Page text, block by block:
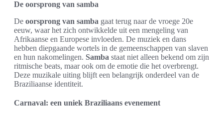
De oorsprong van samba
De oorsprong van samba gaat terug naar de vroege 20e
eeuw, waar het zich ontwikkelde uit een mengeling van
Afrikaanse en Europese invloeden. De muziek en dans
hebben diepgaande wortels in de gemeenschappen van slaven
en hun nakomelingen. Samba staat niet alleen bekend om zijn
ritmische beats, maar ook om de emotie die het overbrengt.
Deze muzikale uiting blijft een belangrijk onderdeel van de
Braziliaanse identiteit.
Carnaval: een uniek Braziliaans evenement